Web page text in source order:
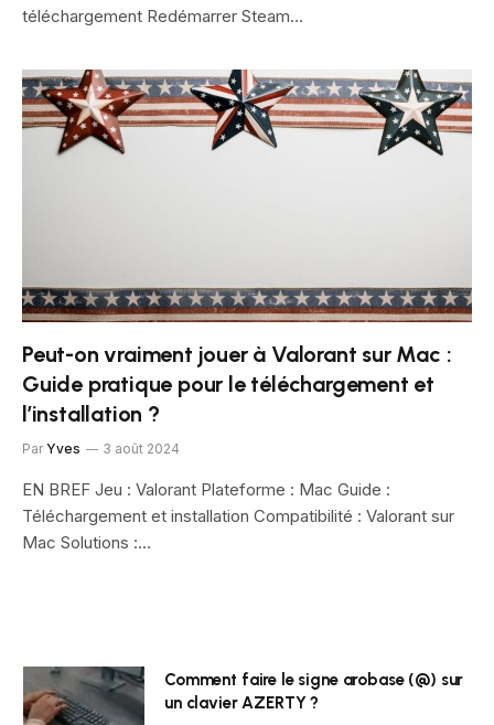
téléchargement Redémarrer Steam…
Peut-on vraiment jouer à Valorant sur Mac :
Guide pratique pour le téléchargement et
l’installation ?
Par Yves 3 août 2024
EN BREF Jeu : Valorant Plateforme : Mac Guide :
Téléchargement et installation Compatibilité : Valorant sur
Mac Solutions :…
Comment faire le signe arobase (@) sur
un clavier AZERTY ?